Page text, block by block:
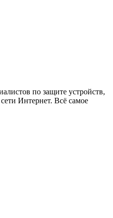
по защите устройств,
Интернет. Всё самое